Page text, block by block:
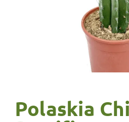
Polaskia